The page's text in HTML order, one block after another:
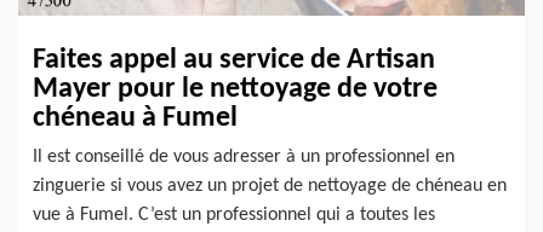
Faites appel au service de Artisan
Mayer pour le nettoyage de votre
chéneau à Fumel
Il est conseillé de vous adresser à un professionnel en
zinguerie si vous avez un projet de nettoyage de chéneau en
vue à Fumel. C’est un professionnel qui a toutes les